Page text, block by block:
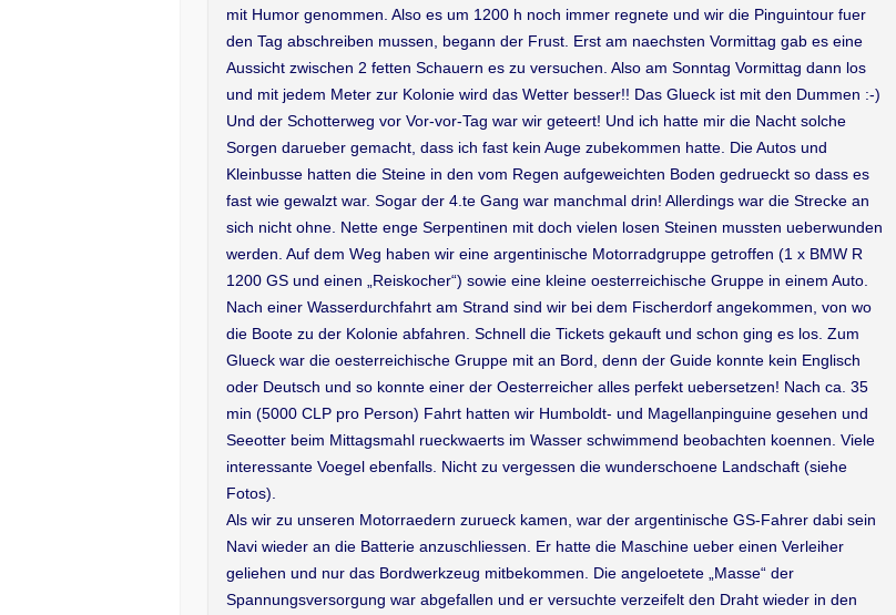
mit Humor genommen. Also es um 1200 h noch immer regnete und wir die Pinguintour fuer
den Tag abschreiben mussen, begann der Frust. Erst am naechsten Vormittag gab es eine
Aussicht zwischen 2 fetten Schauern es zu versuchen. Also am Sonntag Vormittag dann los
und mit jedem Meter zur Kolonie wird das Wetter besser!! Das Glueck ist mit den Dummen :-)
Und der Schotterweg vor Vor-vor-Tag war wir geteert! Und ich hatte mir die Nacht solche
Sorgen darueber gemacht, dass ich fast kein Auge zubekommen hatte. Die Autos und
Kleinbusse hatten die Steine in den vom Regen aufgeweichten Boden gedrueckt so dass es
fast wie gewalzt war. Sogar der 4.te Gang war manchmal drin! Allerdings war die Strecke an
sich nicht ohne. Nette enge Serpentinen mit doch vielen losen Steinen mussten ueberwunden
werden. Auf dem Weg haben wir eine argentinische Motorradgruppe getroffen (1 x BMW R
1200 GS und einen „Reiskocher“) sowie eine kleine oesterreichische Gruppe in einem Auto.
Nach einer Wasserdurchfahrt am Strand sind wir bei dem Fischerdorf angekommen, von wo
die Boote zu der Kolonie abfahren. Schnell die Tickets gekauft und schon ging es los. Zum
Glueck war die oesterreichische Gruppe mit an Bord, denn der Guide konnte kein Englisch
oder Deutsch und so konnte einer der Oesterreicher alles perfekt uebersetzen! Nach ca. 35
min (5000 CLP pro Person) Fahrt hatten wir Humboldt- und Magellanpinguine gesehen und
Seeotter beim Mittagsmahl rueckwaerts im Wasser schwimmend beobachten koennen. Viele
interessante Voegel ebenfalls. Nicht zu vergessen die wunderschoene Landschaft (siehe
Fotos).
Als wir zu unseren Motorraedern zurueck kamen, war der argentinische GS-Fahrer dabi sein
Navi wieder an die Batterie anzuschliessen. Er hatte die Maschine ueber einen Verleiher
geliehen und nur das Bordwerkzeug mitbekommen. Die angeloetete „Masse“ der
Spannungsversorgung war abgefallen und er versuchte verzeifelt den Draht wieder in den